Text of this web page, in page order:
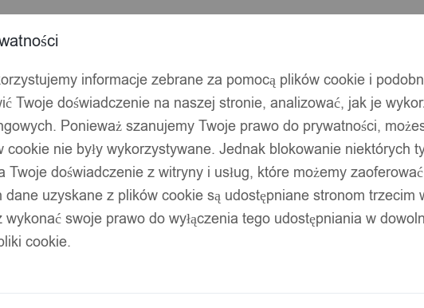
znajdziesz wszystkie informacje, jak dokonać zwrotu lub złożyć
14 dni od jego otrzymania. Postępuj zgodnie z poniższymi krokami,
informacje zebrane za pomocą plików cookie i
Twoje doświadczenie na naszej stronie, analizować, jak je
Ponieważ szanujemy Twoje prawo do prywatności,
cookie nie były wykorzystywane. Jednak blokowanie niektórych
Twoje doświadczenie z witryny i usług, które możemy
uzyskane z plików cookie są udostępniane stronom trzecim
swoje prawo do wyłączenia tego udostępniania w
cookie.